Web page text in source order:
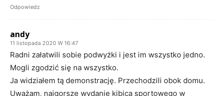
Odpowiedz
andy
11 listopada 2020 W 16:47
Radni załatwili sobie podwyżki i jest im wszystko jedno.
Mogli zgodzić się na wszystko.
Ja widziałem tą demonstrację. Przechodzili obok domu.
Uważam, najgorsze wydanie kibica sportowego w